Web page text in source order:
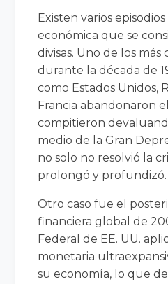
Existen varios
económica que se
divisas. Uno de los
durante la década de
como Estados Unidos,
Francia abandonaron
compitieron
medio de la Gran
no solo no resolvió la
prolongó y profundizó.
Otro caso fue el
financiera global de
Federal de EE. UU.
monetaria
su economía, lo que